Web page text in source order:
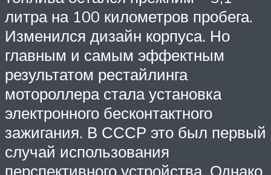
литра на 100 километров пробега.
Изменился дизайн корпуса. Но
главным и самым эффектным
результатом рестайлинга
мотороллера стала установка
электронного бесконтактного
зажигания. В СССР это был первый
случай использования
перспективного устройства. Однако